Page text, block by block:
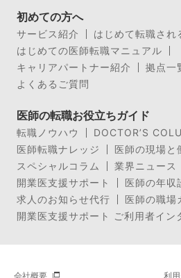
初めての方へ
サービス紹介
はじめて転職され
はじめての医師転職マニュアル
キャリアパートナー紹介
拠点一
よくあるご質問
医師の転職お役立ちガイド
転職ノウハウ
DOCTOR’S
医師転職ナレッジ
医師の現場と
スペシャルコラム
業界ニュース
開業医支援サポート
医師の年収
求人のお知らせ代行
医師の職場
開業医支援サポート ご利用者イン
会社概要 利